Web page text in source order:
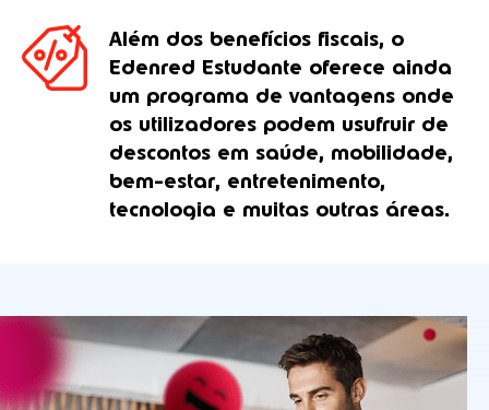
Além dos benefícios fiscais, o
Edenred Estudante oferece ainda
um programa de vantagens onde
os utilizadores podem usufruir de
descontos em saúde, mobilidade,
bem-estar, entretenimento,
tecnologia e muitas outras áreas.